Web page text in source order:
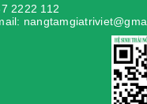
2222 112